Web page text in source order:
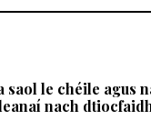
le chéile agus
nach